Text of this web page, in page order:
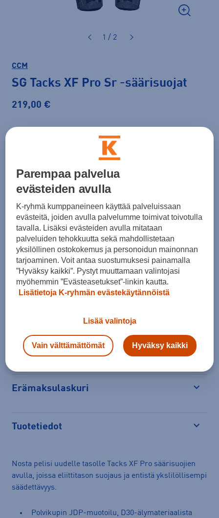
1 / 2
CCM
SG Tacks XF Pro Sr -säärisuojat
219,00 €
Lisää ostoskoriin
Tarkista saatavuus ja tilaa myymälästä
Verkkokauppa: Ei saatavillaMyymälät: Saatavilla
Valitse koko nähdäksesi myymäläsaatavuuden.
Arvioitu toimitusaika 1-3 arkipäivää.
Tilaus- ja toimituskulut
Erämaksulaskuri
Tuotetiedot
Nosta pelisi uudelle tasolle Tacks XF Pro säärisuojien
avulla, joissa eliittitason suojaus ja entistä ykslilöllisempi
säädettävyys.
Polvikupin JDP-muotoilu, D30-älymateriaalista
Parempaa palvelua
evästeiden avulla
K-ryhmä kumppaneineen käyttää palveluissaan
evästeitä, joiden avulla palvelumme toimivat toivotulla
tavalla. Lisäksi evästeiden avulla mitataan
palveluiden tehokkuutta sekä mahdollistetaan
yksilöllinen ostokokemus ja personoidun mainonnan
tarjoaminen. Voit antaa suostumuksesi painamalla
”Hyväksy kaikki”. Pystyt muuttamaan valintojasi
myöhemmin ”Evästeasetukset”-linkin kautta.
Lisätietoja K-ryhmän evästekäytännöistä
Lisää valintoja
Vain välttämättömät Hyväksy kaikki